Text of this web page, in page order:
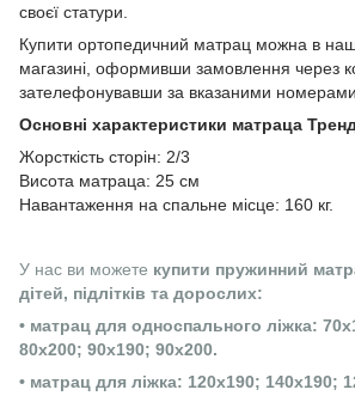
своєї статури.
Купити ортопедичний матрац можна в
магазині, оформивши замовлення через
зателефонувавши за вказаними
Основні характеристики матраца
Жорсткість сторін: 2/3
Висота матраца: 25 см
Навантаження на спальне місце: 160 кг.
У нас ви можете купити пружинний
дітей, підлітків та дорослих:
• матрац для односпального ліжка:
80х200; 90х190; 90х200.
• матрац для ліжка: 120х190; 140х190;